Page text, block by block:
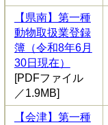
【県南】第一種
動物取扱業登録
簿（令和8年6月
30日現在）
[PDFファイル
／1.9MB]
【会津】第一種